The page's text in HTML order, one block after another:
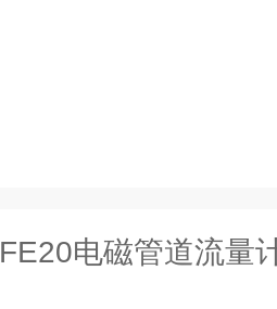
FE20电磁管道流量